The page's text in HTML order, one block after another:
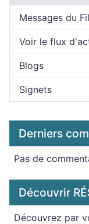
Messages du Fil
Voir le flux
Blogs
Signets
Derniers
Pas de
Découvrir
Découvrez par